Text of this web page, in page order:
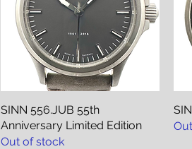
Quick View
SINN 556.JUB 55th
Anniversary Limited Edition
Out of stock